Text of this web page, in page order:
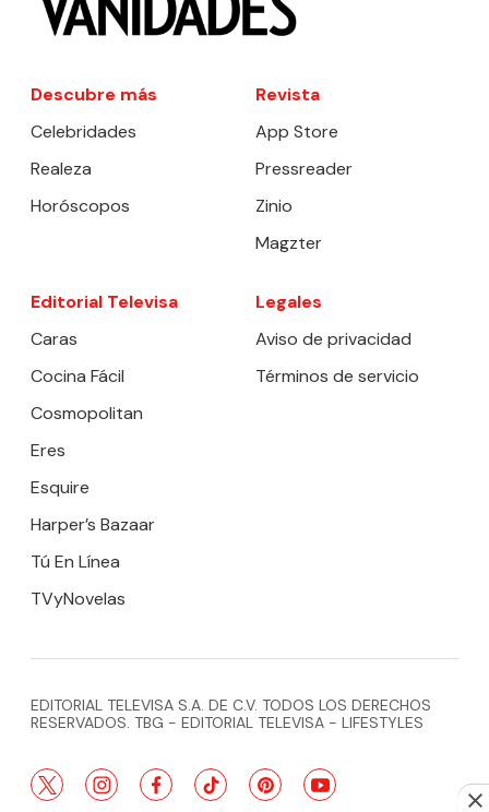
Descubre más
Celebridades
Realeza
Horóscopos
Revista
App Store
Pressreader
Zinio
Magzter
Editorial Televisa
Caras
Cocina Fácil
Cosmopolitan
Eres
Esquire
Harper’s Bazaar
Tú En Línea
TVyNovelas
Legales
Aviso de privacidad
Términos de servicio
EDITORIAL TELEVISA S.A. DE C.V. TODOS LOS DERECHOS
RESERVADOS. TBG - EDITORIAL TELEVISA - LIFESTYLES
twitterinstagramfacebooktiktokpinterestyoutube